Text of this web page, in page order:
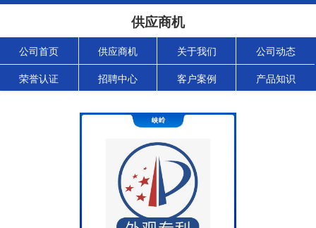
供应商机
公司首页 供应商机 关于我们 公司动态
荣誉认证 招聘中心 客户案例 产品知识